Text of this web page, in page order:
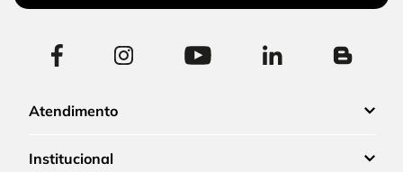
Atendimento
Institucional